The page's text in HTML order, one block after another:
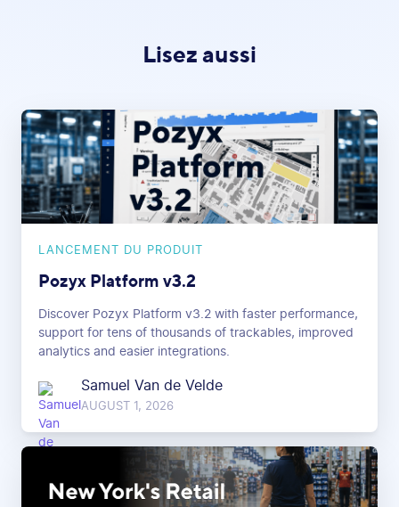
Lisez aussi
LANCEMENT DU PRODUIT
Pozyx Platform v3.2
Discover Pozyx Platform v3.2 with faster performance,
support for tens of thousands of trackables, improved
analytics and easier integrations.
Samuel Van de Velde
AUGUST 1, 2026